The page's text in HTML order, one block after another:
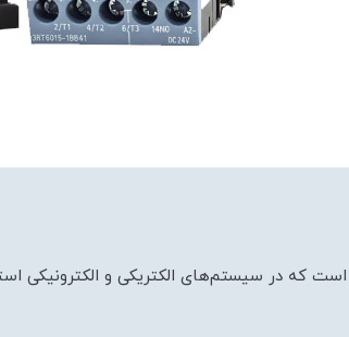
که در سیستم‌های الکتریکی و الکترونیکی